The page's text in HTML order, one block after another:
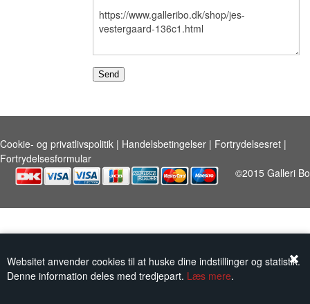
Websitet anvender cookies til at huske dine indstillinger og statistik.
Denne information deles med tredjepart. Læs mere.
KUNSTTRYK OG KORT
★ ★ ★ ★ ★
FORSIDE GAVEKORT
ERHVERVSINDRETNING OM
KONTAKT
Cookie- og privatlivspolitik | Handelsbetingelser | Fortrydelsesret |
Fortrydelsesformular
©2015 Galleri Bo